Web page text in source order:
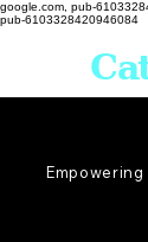
google.com, pub-
pub-6103328420946084